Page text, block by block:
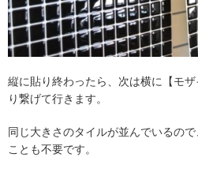
縦に貼り終わったら、次は横に【モ
り繋げて行きます。
同じ大きさのタイルが並んでいるの
ことも不要です。